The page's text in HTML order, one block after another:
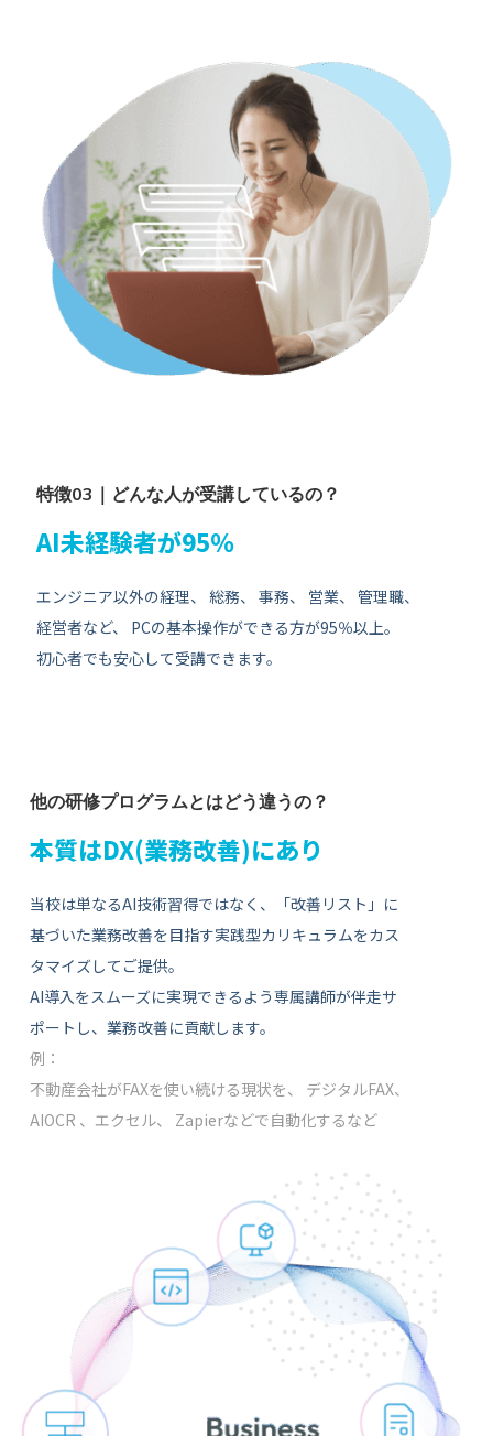
特徴03｜どんな人が受講しているの？
AI未経験者が95％
エンジニア以外の経理、 総務、 事務、 営業、 管理職、
経営者など、 PCの基本操作ができる方が95％以上。
初心者でも安心して受講できます。
他の研修プログラムとはどう違うの？
本質はDX(業務改善)にあり
当校は単なるAI技術習得ではなく、「改善リスト」に
基づいた業務改善を目指す実践型カリキュラムをカス
タマイズしてご提供。
AI導入をスムーズに実現できるよう専属講師が伴走サ
ポートし、業務改善に貢献します。
例：
不動産会社がFAXを使い続ける現状を、 デジタルFAX、
AIOCR 、エクセル、 Zapierなどで自動化するなど